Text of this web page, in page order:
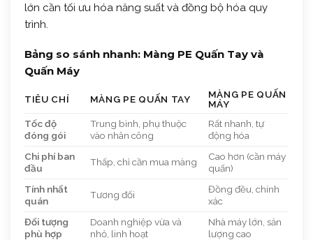
lớn cần tối ưu hóa năng suất và đồng bộ hóa quy
trình.
Bảng so sánh nhanh: Màng PE Quấn Tay và
Quấn Máy
TIÊU CHÍ MÀNG PE QUẤN TAY
MÀNG PE QUẤN
MÁY
Tốc độ
đóng gói
Trung bình, phụ thuộc
vào nhân công
Rất nhanh, tự
động hóa
Chi phí ban
đầu
Thấp, chỉ cần mua màng
Cao hơn (cần máy
quấn)
Tính nhất
quán
Tương đối
Đồng đều, chính
xác
Đối tượng
phù hợp
Doanh nghiệp vừa và
nhỏ, linh hoạt
Nhà máy lớn, sản
lượng cao